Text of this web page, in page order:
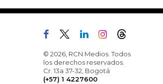
© 2026, RCN Medios. Todos
los derechos reservados.
Cr. 13a 37-32, Bogotá
(+57) 1 4227600